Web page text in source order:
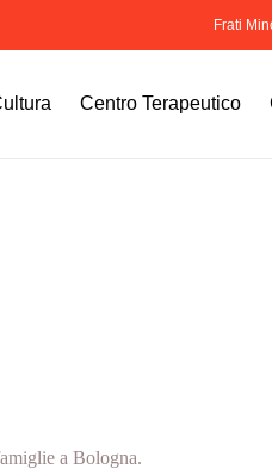
Frati
Centro Terapeutico
Cart
a Bologna.